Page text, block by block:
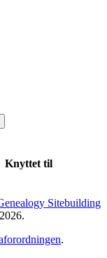
Knyttet til
Sitebuilding
.